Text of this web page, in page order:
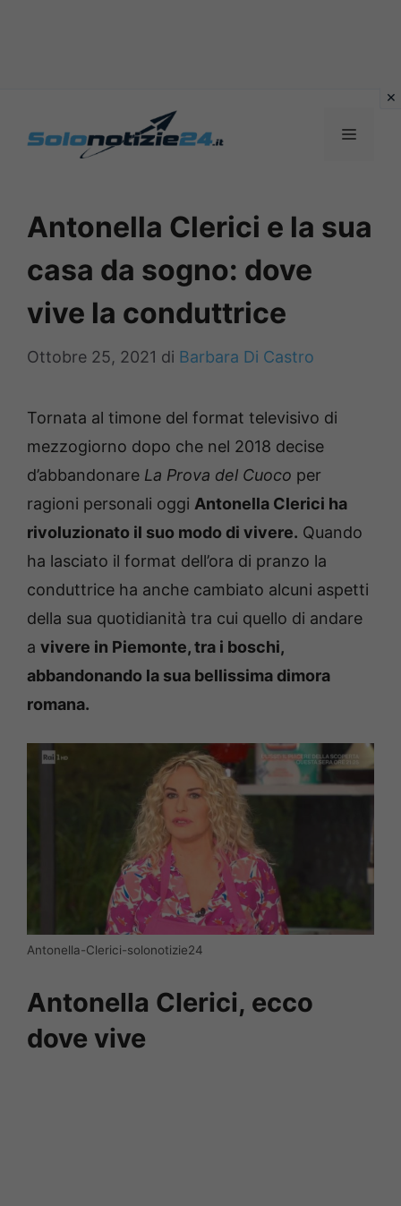
MENU
Antonella Clerici e la sua
casa da sogno: dove
vive la conduttrice
Ottobre 25, 2021 di Barbara Di Castro
Tornata al timone del format televisivo di
mezzogiorno dopo che nel 2018 decise
d’abbandonare La Prova del Cuoco per
ragioni personali oggi Antonella Clerici ha
rivoluzionato il suo modo di vivere. Quando
ha lasciato il format dell’ora di pranzo la
conduttrice ha anche cambiato alcuni aspetti
della sua quotidianità tra cui quello di andare
a vivere in Piemonte, tra i boschi,
abbandonando la sua bellissima dimora
romana.
Antonella-Clerici-solonotizie24
Antonella Clerici, ecco
dove vive